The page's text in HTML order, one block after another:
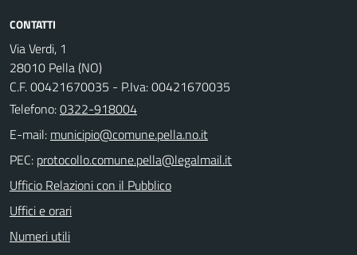
CONTATTI
Via Verdi, 1
28010 Pella (NO)
C.F. 00421670035 - P.Iva: 00421670035
Telefono:0322-918004
E-mail:
PEC:
Ufficio Relazioni con il Pubblico
Uffici e orari
Numeri utili